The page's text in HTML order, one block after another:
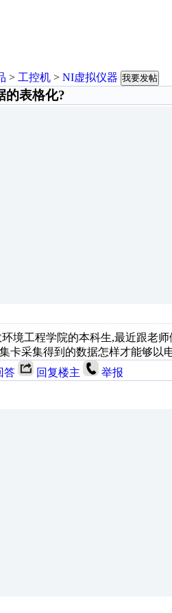
> 工控机 > NI虚拟仪器 我要发帖
的表格化?
境工程学院的本科生,最近跟老
卡采集得到的数据怎样才能够以
答 回复楼主 举报